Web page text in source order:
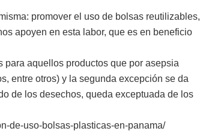
promover el uso de bolsas reutilizables,
apoyen en esta labor, que es en beneficio
para aquellos productos que por asepsia
entre otros) y la segunda excepción se da
de los desechos, queda exceptuada de los
de-uso-bolsas-plasticas-en-panama/